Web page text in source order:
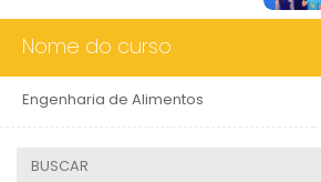
Nome do curso
Engenharia de Alimentos